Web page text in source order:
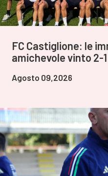
FC Castiglione: le
amichevole vinto 2-
Agosto 09,2026